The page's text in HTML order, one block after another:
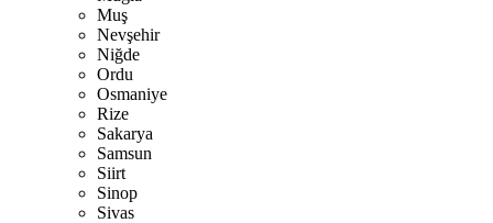
Muş
Nevşehir
Niğde
Ordu
Osmaniye
Rize
Sakarya
Samsun
Siirt
Sinop
Sivas